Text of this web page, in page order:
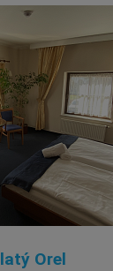
Orel